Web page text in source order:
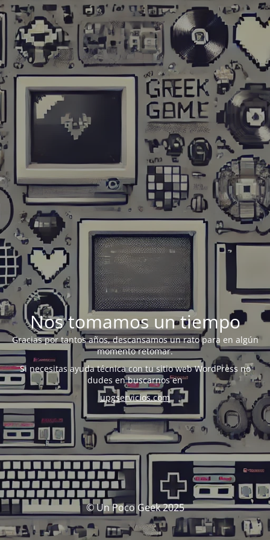
Nos tomamos un tiempo
Gracias por tantos años, descansamos un rato para en algún
momento retomar.
Si necesitas ayuda técnica con tu sitio web WordPress no
dudes en buscarnos en
upgservicios.com
© Un Poco Geek 2025